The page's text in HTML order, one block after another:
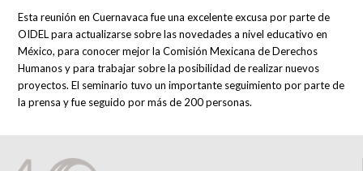
Esta reunión en Cuernavaca fue una excelente excusa por parte de
OIDEL para actualizarse sobre las novedades a nivel educativo en
México, para conocer mejor la Comisión Mexicana de Derechos
Humanos y para trabajar sobre la posibilidad de realizar nuevos
proyectos. El seminario tuvo un importante seguimiento por parte de
la prensa y fue seguido por más de 200 personas.